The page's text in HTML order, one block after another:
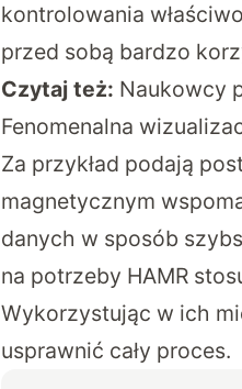
kontrolowania
przed sobą bardzo
Czytaj też: Naukowcy
Fenomenalna
Za przykład podają
magnetycznym
danych w sposób
na potrzeby HAMR
Wykorzystując w ich
usprawnić cały proces.